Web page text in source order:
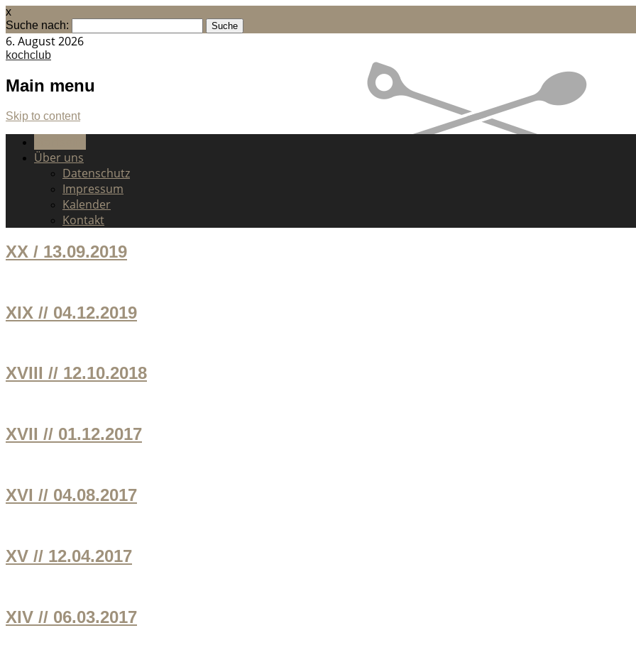
x
Suche nach:
6. August 2026
kochclub
Main menu
Skip to content
Über uns
Datenschutz
Impressum
Kalender
Kontakt
XX / 13.09.2019
XIX // 04.12.2019
XVIII // 12.10.2018
XVII // 01.12.2017
XVI // 04.08.2017
XV // 12.04.2017
XIV // 06.03.2017